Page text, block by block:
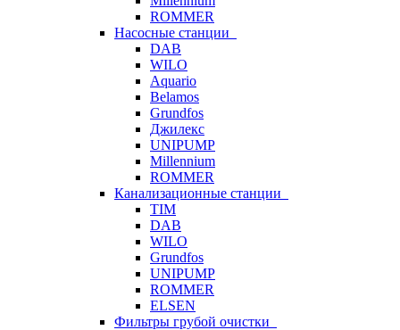
ROMMER
Насосные станции
DAB
WILO
Aquario
Belamos
Grundfos
Джилекс
UNIPUMP
Millennium
ROMMER
Канализационные станции
TIM
DAB
WILO
Grundfos
UNIPUMP
ROMMER
ELSEN
Фильтры грубой очистки